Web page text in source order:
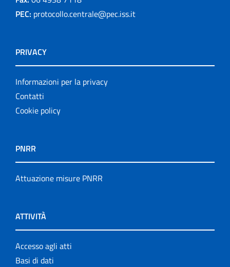
PEC: protocollo.centrale@pec.iss.it
PRIVACY
Informazioni per la privacy
Contatti
Cookie policy
PNRR
Attuazione misure PNRR
ATTIVITÀ
Accesso agli atti
Basi di dati